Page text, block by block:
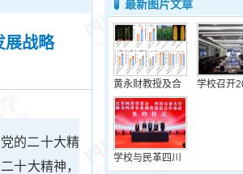
展战略
的二十大精
十大精神，
最新图片文章
黄永财教授及合 学校召开
学校与民革四川